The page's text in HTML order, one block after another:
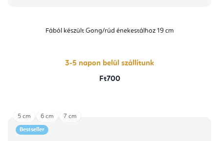
Fából készült Gong/rúd énekestálhoz 19 cm
3-5 napon belül szállítunk
Ft700
Bestseller
5 cm 6 cm 7 cm